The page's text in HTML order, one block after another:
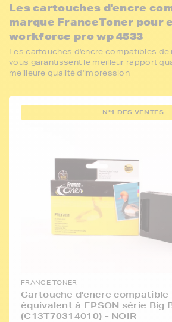
Les cartouches d'encre
marque FranceToner pour
workforce pro wp 4533
Les cartouches d'encre compatibles de
vous garantissent le meilleur rapport
meilleure qualité d'impression
N°1 DES VENTES
FRANCE TONER
Cartouche d'encre compatible
équivalent à EPSON série Big
(C13T70314010) - NOIR